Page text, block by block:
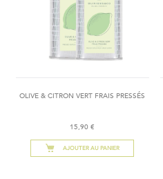
OLIVE & CITRON VERT FRAIS PRESSÉS
15,90 €
AJOUTER AU PANIER